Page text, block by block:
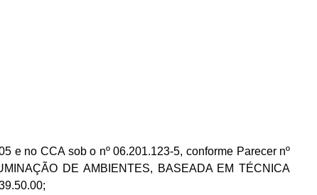
e no CCA sob o nº 06.201.123-5, conforme Parecer nº
DE AMBIENTES, BASEADA EM TÉCNICA